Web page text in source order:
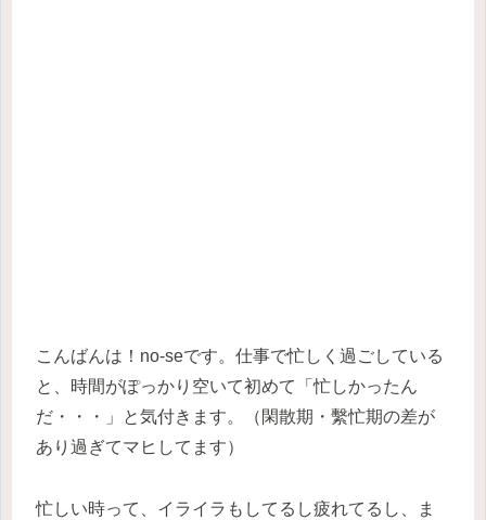
こんばんは！no-seです。仕事で忙しく過ごしている
と、時間がぽっかり空いて初めて「忙しかったん
だ・・・」と気付きます。（閑散期・繫忙期の差が
あり過ぎてマヒしてます）
忙しい時って、イライラもしてるし疲れてるし、ま